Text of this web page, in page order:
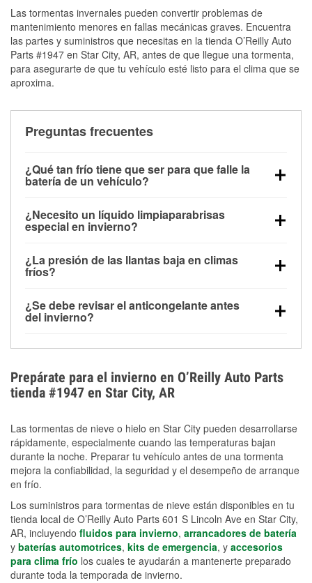
Las tormentas invernales pueden convertir problemas de
mantenimiento menores en fallas mecánicas graves. Encuentra
las partes y suministros que necesitas en la tienda O’Reilly Auto
Parts #1947 en Star City, AR, antes de que llegue una tormenta,
para asegurarte de que tu vehículo esté listo para el clima que se
aproxima.
Preguntas frecuentes
¿Qué tan frío tiene que ser para que falle la
batería de un vehículo?
debajo de los 32 °F y puede perder hasta la mitad de
su potencia de arranque cerca de los 0 °F, lo que
arranque.
¿Necesito un líquido limpiaparabrisas
especial en invierno?
la congelación y ayuda a disolver la sal y la nieve
derretida en la carretera para mejorar la visibilidad.
¿La presión de las llantas baja en climas
fríos?
alrededor de 1 PSI por cada 10 °F que baja la
temperatura. Puedes obtener más información sobre
¿Se debe revisar el anticongelante antes
del invierno?
el sobrecalentamiento en condiciones de frío
extremo. Aprende cómo comprobar la protección
anticongelante en nuestra sección How-To.
Prepárate para el invierno en O’Reilly Auto Parts
tienda #1947 en Star City, AR
Las tormentas de nieve o hielo en Star City pueden desarrollarse
rápidamente, especialmente cuando las temperaturas bajan
durante la noche. Preparar tu vehículo antes de una tormenta
mejora la confiabilidad, la seguridad y el desempeño de arranque
en frío.
Los suministros para tormentas de nieve están disponibles en tu
tienda local de O’Reilly Auto Parts 601 S Lincoln Ave en Star City,
AR, incluyendo fluidos para invierno, arrancadores de batería
y baterías automotrices, kits de emergencia, y accesorios
para clima frío los cuales te ayudarán a mantenerte preparado
durante toda la temporada de invierno.